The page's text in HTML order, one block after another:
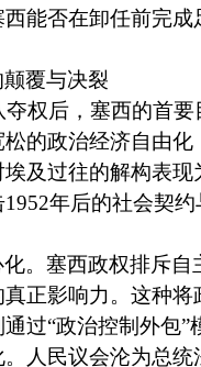
能否在卸任前完成
覆与决裂
夺权后，塞西的首
的政治经济自由
及过往的解构表
1952年后的社会契
化。塞西政权排斥
正影响力。这种
过“政治控制外包
人民议会沦为总